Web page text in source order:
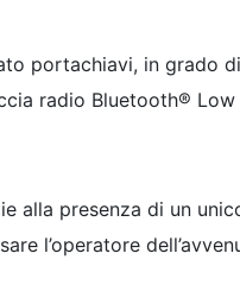
portachiavi, in grado
radio Bluetooth® Low
alla presenza di un
l’operatore